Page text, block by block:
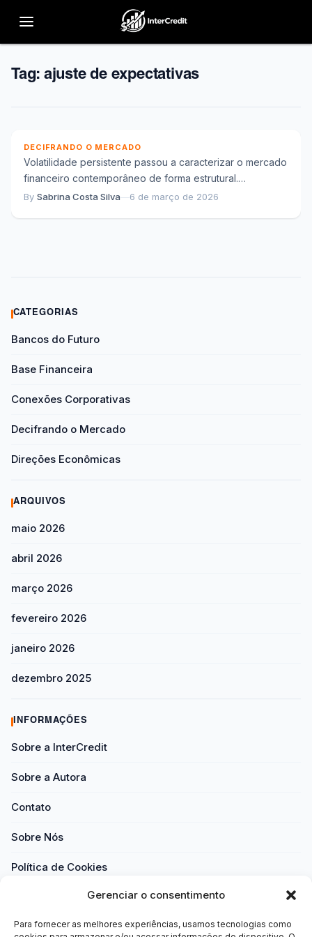
Gerenciar o consentimento
Para fornecer as melhores experiências, usamos tecnologias como
Tag: ajuste de expectativas
DECIFRANDO O MERCADO
Volatilidade persistente passou a caracterizar o mercado
financeiro contemporâneo de forma estrutural.
Diferentemente de períodos anteriores, nos quais
By Sabrina Costa Silva—6 de março de 2026
CATEGORIAS
Bancos do Futuro
Base Financeira
Conexões Corporativas
Decifrando o Mercado
Direções Econômicas
ARQUIVOS
maio 2026
abril 2026
março 2026
fevereiro 2026
janeiro 2026
dezembro 2025
INFORMAÇÕES
Sobre a InterCredit
Sobre a Autora
Contato
Sobre Nós
Política de Cookies
Política de Privacidade
Termos e Condições